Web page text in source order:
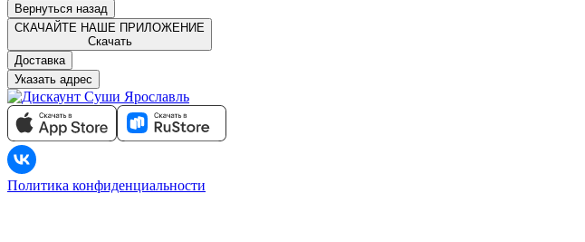
Вернуться назад
СКАЧАЙТЕ НАШЕ ПРИЛОЖЕНИЕ
Скачать
Доставка
Указать адрес
Политика конфиденциальности